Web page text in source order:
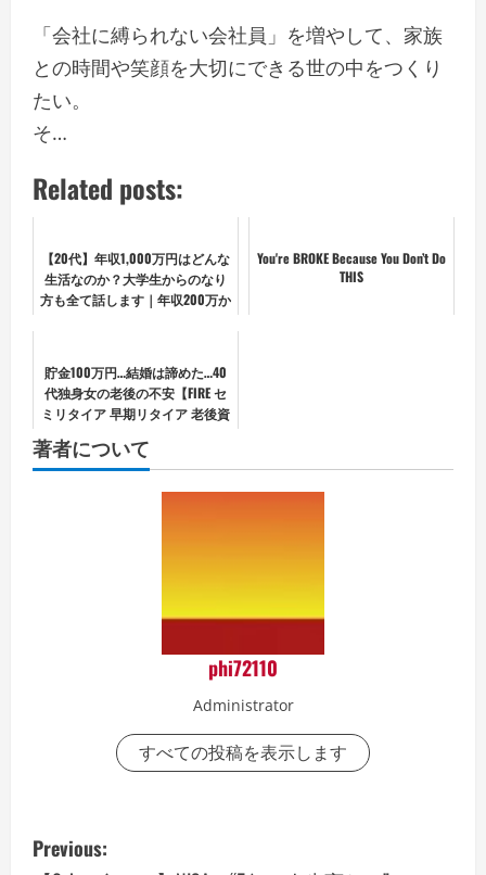
「会社に縛られない会社員」を増やして、家族
との時間や笑顔を大切にできる世の中をつくり
たい。
そ…
Related posts:
【20代】年収1,000万円はどんな
生活なのか？大学生からのなり
方も全て話します｜年収200万か
You're BROKE Because You Don’t Do
THIS
貯金100万円…結婚は諦めた…40
代独身女の老後の不安【FIRE セ
ミリタイア 早期リタイア 老後資
著者について
phi72110
Administrator
すべての投稿を表示します
P
Previous: